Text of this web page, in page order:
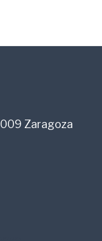
Zaragoza